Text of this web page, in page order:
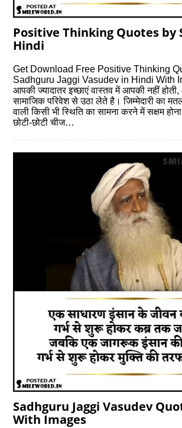
Positive Thinking Quotes by
Hindi
Get Download Free Positive Thinking
Sadhguru Jaggi Vasudev in Hindi With
आपकी ज्यादातर इच्छाएं वास्तव में आपकी नहीं
सामाजिक परिवेश से उठा लेते है। जिम्मेदारी का
वाली किसी भी स्थिति का सामना करने में सक्षम
छोटी-छोटी चीज…
Sadhguru Jaggi Vasudev
With Images